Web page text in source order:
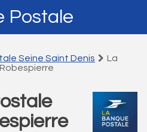
Postale
Seine Saint Denis
La